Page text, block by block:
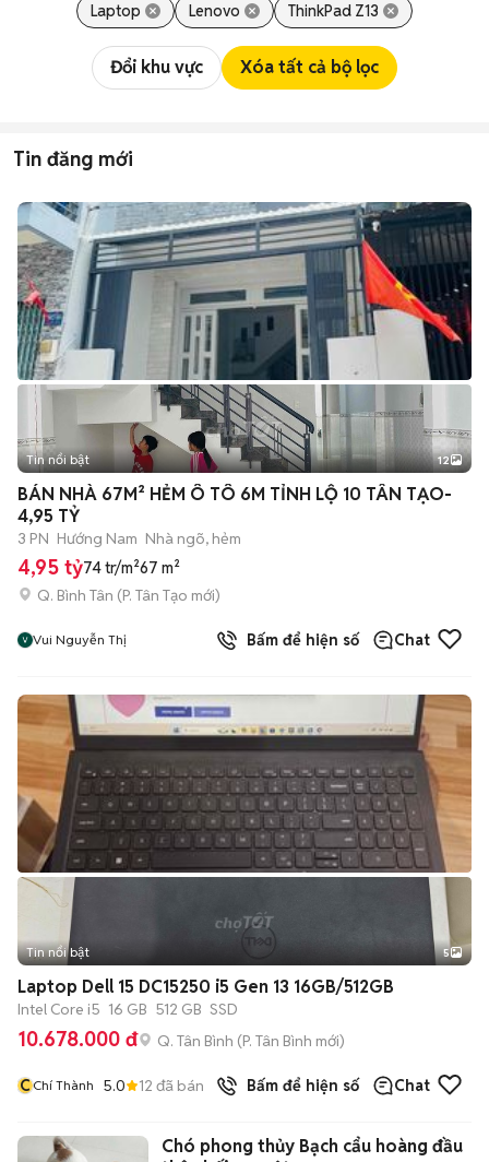
Laptop Lenovo ThinkPad Z13
Đổi khu vực Xóa tất cả bộ lọc
Tin đăng mới
+2
Tin nổi bật 12
BÁN NHÀ 67M² HẺM Ô TÔ 6M TỈNH LỘ 10 TÂN TẠO-
4,95 TỶ
3 PN Hướng Nam Nhà ngõ, hẻm
4,95 tỷ74 tr/m²67 m²
Q. Bình Tân (P. Tân Tạo mới)
Vui Nguyễn Thị Bấm để hiện số Chat
Tin nổi bật 5
Laptop Dell 15 DC15250 i5 Gen 13 16GB/512GB
Intel Core i5 16 GB 512 GB SSD
10.678.000 đ Q. Tân Bình (P. Tân Bình mới)
CChí Thành 5.0 12 đã bán Bấm để hiện số Chat
Chó phong thủy Bạch cẩu hoàng đầu